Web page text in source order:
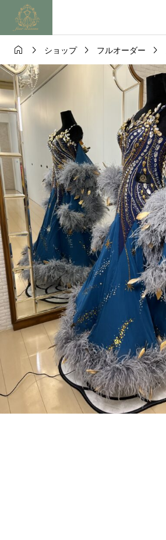
  ショップ  フルオーダー 